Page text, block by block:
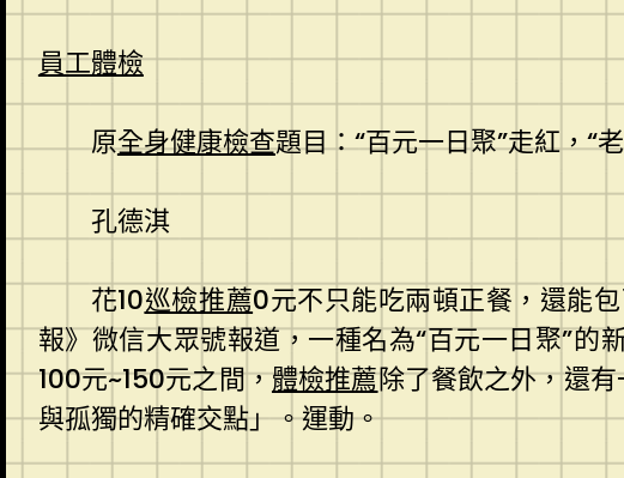
員工體檢
原全身健康檢查題目：“百元一日聚”走紅，“
孔德淇
花10巡檢推薦0元不只能吃兩頓正餐，還能
報》微信大眾號報道，一種名為“百元一日聚”
100元~150元之間，體檢推薦除了餐飲之外，還
與孤獨的精確交點」。運動。